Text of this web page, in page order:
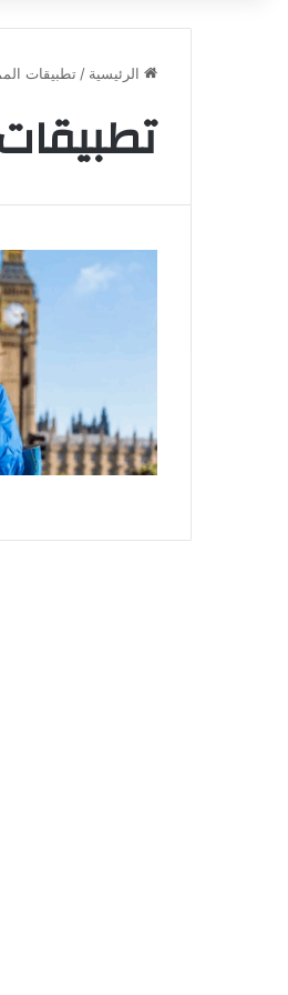
الرئيسية / تطبيقات